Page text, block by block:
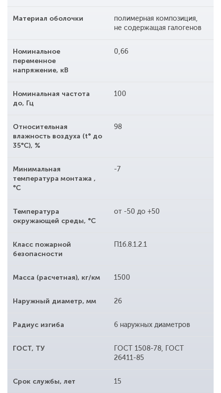
Материал оболочки
полимерная композиция,
не содержащая галогенов
Номинальное
переменное
напряжение, кВ
0,66
Номинальная частота
до, Гц
100
Относительная
влажность воздуха (t° до
35°С), %
98
Минимальная
температура монтажа ,
°С
-7
Температура
окружающей среды, °С
от -50 до +50
Класс пожарной
безопасности
П1б.8.1.2.1
Масса (расчетная), кг/км 1500
Наружный диаметр, мм 26
Радиус изгиба 6 наружных диаметров
ГОСТ, ТУ
ГОСТ 1508-78, ГОСТ
26411-85
Срок службы, лет 15